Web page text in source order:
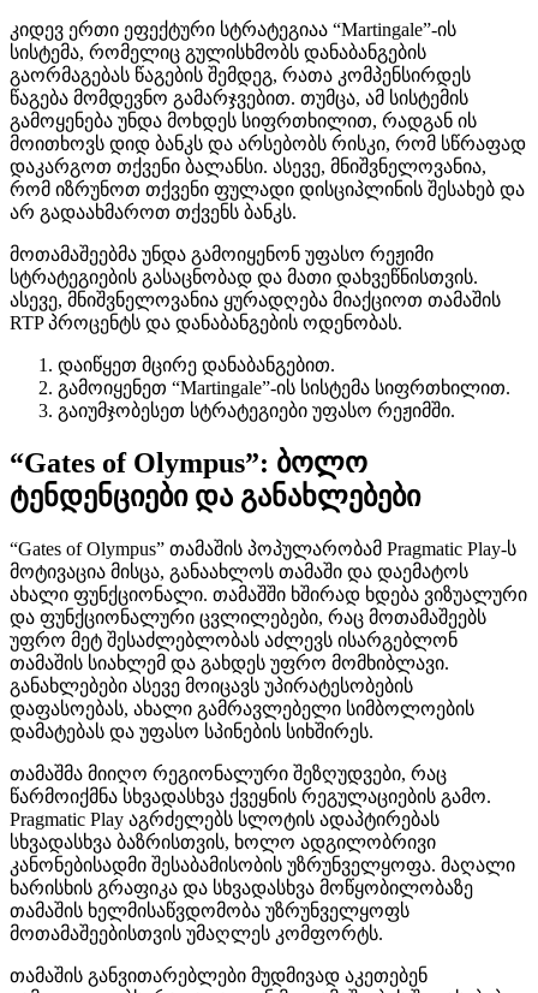
კიდევ ერთი ეფექტური სტრატეგიაა “Martingale”-ის
სისტემა, რომელიც გულისხმობს დანაბანგების
გაორმაგებას წაგების შემდეგ, რათა კომპენსირდეს
წაგება მომდევნო გამარჯვებით. თუმცა, ამ სისტემის
გამოყენება უნდა მოხდეს სიფრთხილით, რადგან ის
მოითხოვს დიდ ბანკს და არსებობს რისკი, რომ სწრაფად
დაკარგოთ თქვენი ბალანსი. ასევე, მნიშვნელოვანია,
რომ იზრუნოთ თქვენი ფულადი დისციპლინის შესახებ და
არ გადაახმაროთ თქვენს ბანკს.
მოთამაშეებმა უნდა გამოიყენონ უფასო რეჟიმი
სტრატეგიების გასაცნობად და მათი დახვეწნისთვის.
ასევე, მნიშვნელოვანია ყურადღება მიაქციოთ თამაშის
RTP პროცენტს და დანაბანგების ოდენობას.
დაიწყეთ მცირე დანაბანგებით.
გამოიყენეთ “Martingale”-ის სისტემა სიფრთხილით.
გაიუმჯობესეთ სტრატეგიები უფასო რეჟიმში.
“Gates of Olympus”: ბოლო
ტენდენციები და განახლებები
“Gates of Olympus” თამაშის პოპულარობამ Pragmatic Play-ს
მოტივაცია მისცა, განაახლოს თამაში და დაემატოს
ახალი ფუნქციონალი. თამაშში ხშირად ხდება ვიზუალური
და ფუნქციონალური ცვლილებები, რაც მოთამაშეებს
უფრო მეტ შესაძლებლობას აძლევს ისარგებლონ
თამაშის სიახლემ და გახდეს უფრო მომხიბლავი.
განახლებები ასევე მოიცავს უპირატესობების
დაფასოებას, ახალი გამრავლებელი სიმბოლოების
დამატებას და უფასო სპინების სიხშირეს.
თამაშმა მიიღო რეგიონალური შეზღუდვები, რაც
წარმოიქმნა სხვადასხვა ქვეყნის რეგულაციების გამო.
Pragmatic Play აგრძელებს სლოტის ადაპტირებას
სხვადასხვა ბაზრისთვის, ხოლო ადგილობრივი
კანონებისადმი შესაბამისობის უზრუნველყოფა. მაღალი
ხარისხის გრაფიკა და სხვადასხვა მოწყობილობაზე
თამაშის ხელმისაწვდომობა უზრუნველყოფს
მოთამაშეებისთვის უმაღლეს კომფორტს.
თამაშის განვითარებლები მუდმივად აკეთებენ